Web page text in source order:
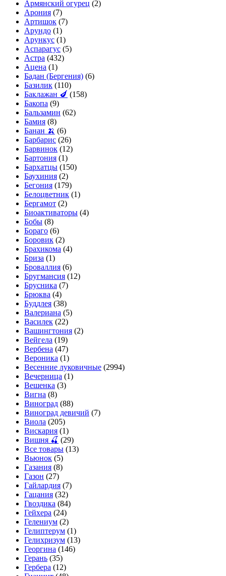
Армянский огурец (2)
Арония (7)
Артишок (7)
Арундо (1)
Арункус (1)
Аспарагус (5)
Астра (432)
Ацена (1)
Бадан (Бергения) (6)
Базилик (110)
Баклажан 🍆 (158)
Бакопа (9)
Бальзамин (62)
Бамия (8)
Банан 🍌 (6)
Барбарис (26)
Барвинок (12)
Бартония (1)
Бархатцы (150)
Баухиния (2)
Бегония (179)
Белоцветник (1)
Бергамот (2)
Биоактиваторы (4)
Бобы (8)
Бораго (6)
Боровик (2)
Брахикома (4)
Бриза (1)
Броваллия (6)
Бругмансия (12)
Брусника (7)
Брюква (4)
Буддлея (38)
Валериана (5)
Василек (22)
Вашингтония (2)
Вейгела (19)
Вербена (47)
Вероника (1)
Весенние луковичные (2994)
Вечерница (1)
Вешенка (3)
Вигна (8)
Виноград (88)
Виноград девичий (7)
Виола (205)
Вискария (1)
Вишня 🍒 (29)
Все товары (13)
Вьюнок (5)
Газания (8)
Газон (27)
Гайлардия (7)
Гацания (32)
Гвоздика (84)
Гейхера (24)
Гелениум (2)
Гелиптерум (1)
Гелихризум (13)
Георгина (146)
Герань (35)
Гербера (12)